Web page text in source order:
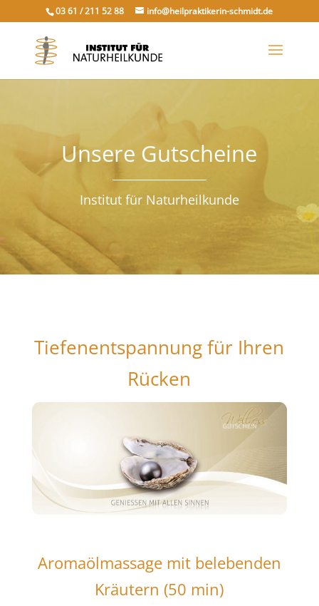
03 61 / 211 52 88 info@heilpraktikerin-schmidt.de
Unsere Gutscheine
Institut für Naturheilkunde
Tiefenentspannung für Ihren
Rücken
Aromaölmassage mit belebenden
Kräutern (50 min)